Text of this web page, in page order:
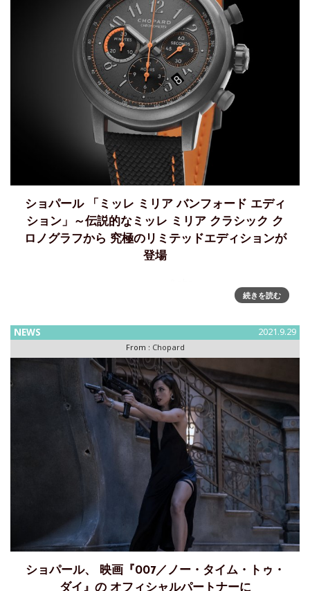
ショパール 「ミッレ ミリア バンフォード エディ
ション」～伝説的なミッレ ミリア クラシック ク
ロノグラフから 究極のリミテッドエディションが
登場
続きを読む
NEWS 2021.9.29
From : Chopard
ショパール、 映画『007／ノー・タイム・トゥ・
ダイ』の オフィシャルパートナーに